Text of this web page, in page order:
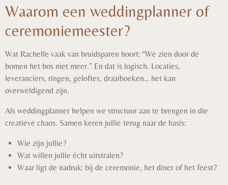
Waarom een weddingplanner of
ceremoniemeester?
Wat Rachelle vaak van bruidsparen hoort: “We zien door de
bomen het bos niet meer.” En dat is logisch. Locaties,
leveranciers, ringen, geloftes, draaiboeken… het kan
overweldigend zijn.
Als weddingplanner helpen we structuur aan te brengen in die
creatieve chaos. Samen keren jullie terug naar de basis:
Wie zijn jullie?
Wat willen jullie écht uitstralen?
Waar ligt de nadruk: bij de ceremonie, het diner of het feest?